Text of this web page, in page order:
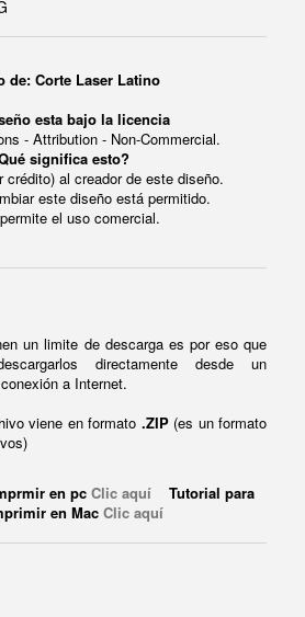
de: Corte Laser Latino
esta bajo la licencia
- Attribution - Non-Commercial.
significa esto?
crédito) al creador de este diseño.
este diseño está permitido.
el uso comercial.
un limite de descarga es por eso que
directamente desde un
a Internet.
viene en formato .ZIP(es un formato
en pc Clic aquí Tutorial para
en Mac Clic aquí